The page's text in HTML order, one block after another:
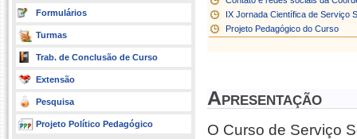
Formulários
Turmas
Trab. de Conclusão de Curso
Extensão
Pesquisa
Projeto Político Pedagógico
IX Jornada Científica de Serviço
Projeto Pedagógico do Curso
Apresentação
O Curso de Serviço